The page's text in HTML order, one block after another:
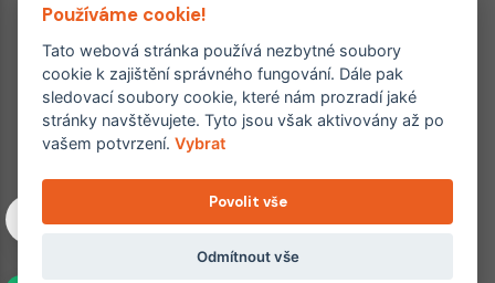
Ordinace roku
Rehabilitační ordinace
2. místo – 2017/2019
Copyright © 2011–2026 FYZIOklinika s.r.o.
Machkova 1642/2, Praha 4, Jižní Město – Chodov
Všechna práva vyhrazena. Jakékoliv užití obsahu či jeho částí
Používáme cookie!
Tato webová stránka používá nezbytné soubory
cookie k zajištění správného fungování. Dále pak
sledovací soubory cookie, které nám prozradí jaké
stránky navštěvujete. Tyto jsou však aktivovány až po
vašem potvrzení.Vybrat
Povolit vše
Odmítnout vše